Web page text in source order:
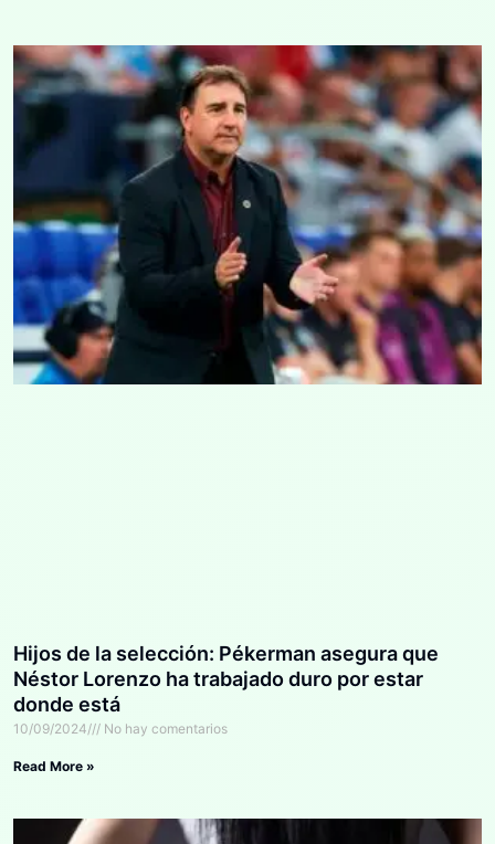
Hijos de la selección: Pékerman asegura que
Néstor Lorenzo ha trabajado duro por estar
donde está
10/09/2024 No hay comentarios
Read More »